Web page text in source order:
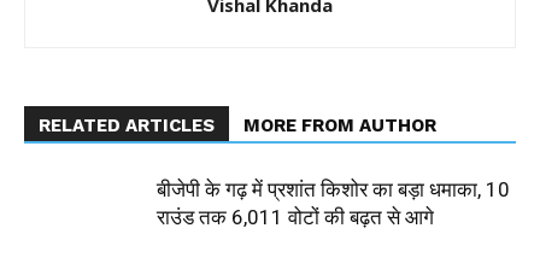
Vishal Khanda
RELATED ARTICLES MORE FROM AUTHOR
बीजेपी के गढ़ में प्रशांत किशोर का बड़ा धमाका, 10
राउंड तक 6,011 वोटों की बढ़त से आगे